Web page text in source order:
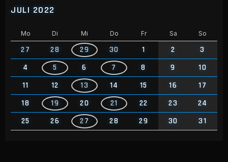
JULI 2022
Mo Di Mi Do Fr Sa So
27 28 29 30 1 2
3
4
5 6 7 8 9
10
11
12 13 14 15 16
17
18
19 20 21 22 23
24
25
26 27 28 29 30 31